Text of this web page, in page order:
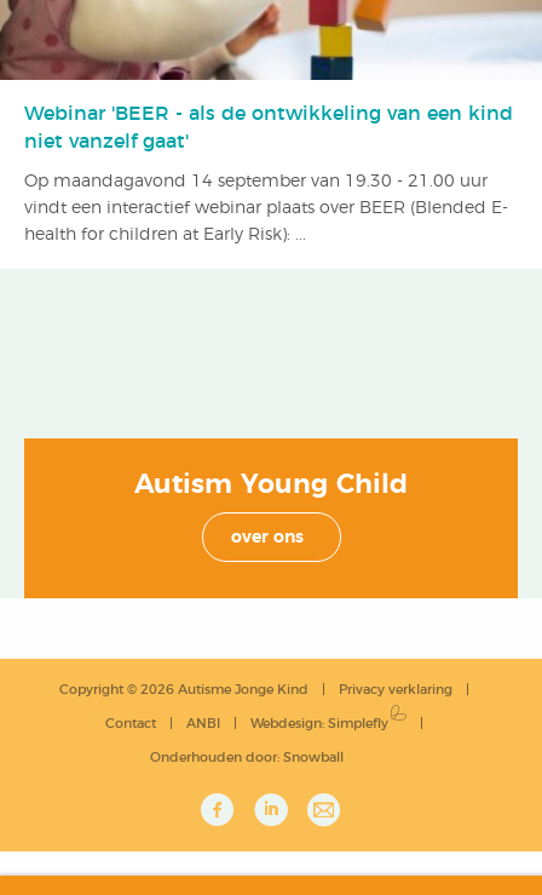
Webinar 'BEER - als de ontwikkeling van een kind
niet vanzelf gaat'
Op maandagavond 14 september van 19.30 - 21.00 uur
vindt een interactief webinar plaats over BEER (Blended E-
health for children at Early Risk): ...
Autism Young Child
over ons
Copyright © 2026 Autisme Jonge Kind Privacy verklaring
Contact ANBI Webdesign: Simplefly
Onderhouden door: Snowball